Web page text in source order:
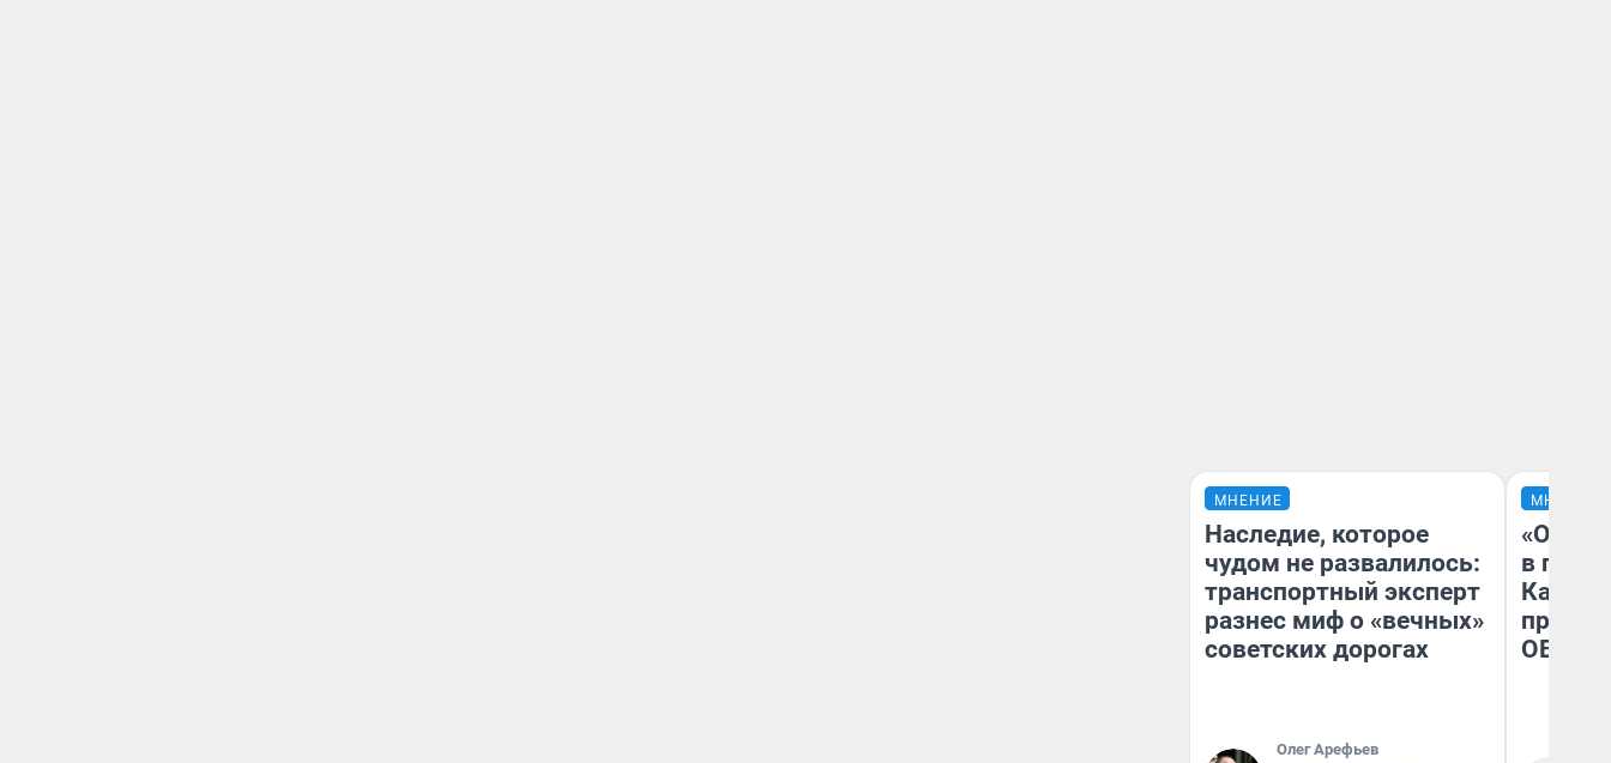
МНЕНИЕ
Наследие, которое
чудом не развалилось:
транспортный эксперт
разнес миф о «вечных»
советских дорогах
Олег Арефьев
МНЕНИЕ
в
Как в
ОВЗ